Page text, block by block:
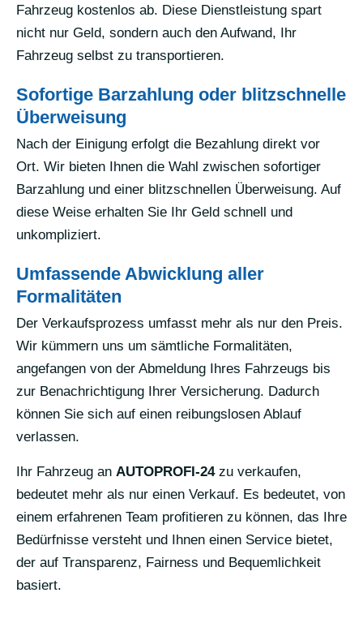
Fahrzeug kostenlos ab. Diese Dienstleistung spart
nicht nur Geld, sondern auch den Aufwand, Ihr
Fahrzeug selbst zu transportieren.
Sofortige Barzahlung oder blitzschnelle
Überweisung
Nach der Einigung erfolgt die Bezahlung direkt vor
Ort. Wir bieten Ihnen die Wahl zwischen sofortiger
Barzahlung und einer blitzschnellen Überweisung. Auf
diese Weise erhalten Sie Ihr Geld schnell und
unkompliziert.
Umfassende Abwicklung aller
Formalitäten
Der Verkaufsprozess umfasst mehr als nur den Preis.
Wir kümmern uns um sämtliche Formalitäten,
angefangen von der Abmeldung Ihres Fahrzeugs bis
zur Benachrichtigung Ihrer Versicherung. Dadurch
können Sie sich auf einen reibungslosen Ablauf
verlassen.
Ihr Fahrzeug an AUTOPROFI-24zu verkaufen,
bedeutet mehr als nur einen Verkauf. Es bedeutet, von
einem erfahrenen Team profitieren zu können, das Ihre
Bedürfnisse versteht und Ihnen einen Service bietet,
der auf Transparenz, Fairness und Bequemlichkeit
basiert.